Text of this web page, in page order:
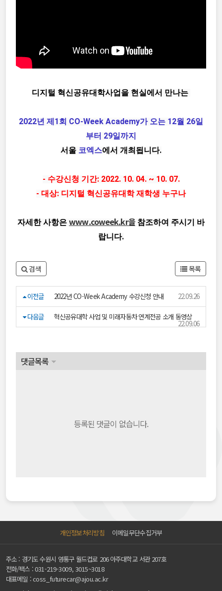
디지털 혁신공유대학사업을 현실에서 만나는
2022년 제1회 CO-Week Academy가 오는 12월 26일
부터 29일까지
서울 코엑스에서 개최됩니다.
- 수강신청 기간: 2022. 10. 04. ~ 10. 07.
- 대상: 디지털 혁신공유대학 재학생 누구나
자세한 사항은 www.coweek.kr을 참조하여 주시기 바
랍니다.
검색 목록
이전글 2022년 CO-Week Academy 수강신청 안내 22.09.26
다음글 혁신공유대학 사업 및 미래자동차 연계전공 소개 동영상
22.09.06
댓글목록
등록된 댓글이 없습니다.
개인정보처리방침 이메일무단수집거부
주소 : 경기도 수원시 영통구 월드컵로 206 아주대학교 서관 207호
전화/팩스 :031-219-3009, 3015~3018
대표메일 :coss_futurecar@ajou.ac.kr